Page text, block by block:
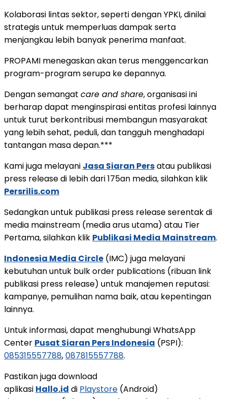
Kolaborasi lintas sektor, seperti dengan YPKI, dinilai
strategis untuk memperluas dampak serta
menjangkau lebih banyak penerima manfaat.
PROPAMI menegaskan akan terus menggencarkan
program-program serupa ke depannya.
Dengan semangat care and share, organisasi ini
berharap dapat menginspirasi entitas profesi lainnya
untuk turut berkontribusi membangun masyarakat
yang lebih sehat, peduli, dan tangguh menghadapi
tantangan masa depan.***
Kami juga melayani Jasa Siaran Persatau publikasi
press release di lebih dari 175an media, silahkan klik
Persrilis.com
Sedangkan untuk publikasi press release serentak di
media mainstream (media arus utama) atau Tier
Pertama, silahkan klik Publikasi Media Mainstream.
Indonesia Media Circle (IMC) juga melayani
kebutuhan untuk bulk order publications (ribuan link
publikasi press release) untuk manajemen reputasi:
kampanye, pemulihan nama baik, atau kepentingan
lainnya.
Untuk informasi, dapat menghubungi WhatsApp
Center Pusat Siaran Pers Indonesia (PSPI):
085315557788,087815557788.
Pastikan juga download
aplikasi Hallo.id di Playstore (Android)